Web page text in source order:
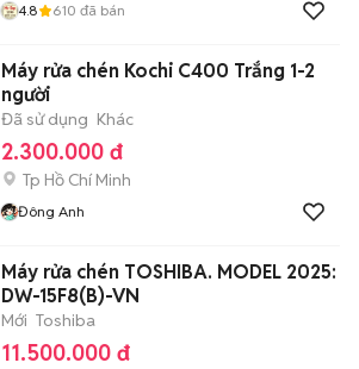
4.8 610 đã bán
Máy rửa chén Kochi C400 Trắng 1-2
người
Đã sử dụng Khác
2.300.000 đ
Tp Hồ Chí Minh
Đông Anh
Máy rửa chén TOSHIBA. MODEL 2025:
DW-15F8(B)-VN
Mới Toshiba
11.500.000 đ